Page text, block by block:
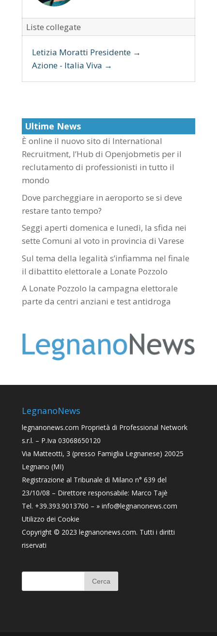
Liste collegate
Letizia Moratti Presidente →
Azione - Italia Viva →
Ultime News
È online il nuovo sito di International
Recruitment, l’Hub di Openjobmetis per il
reclutamento di professionisti in tutto il
mondo
Dove parcheggiare in aeroporto se si deve
restare tanto tempo?
Seggi aperti domenica e lunedì, la sfida nei
sette Comuni al voto in provincia di Varese
Sul tema della legalità s’infiamma nel finale
il dibattito elettorale a Lonate Pozzolo
A Lonate Pozzolo la campagna elettorale
parte da centri anziani e test antidroga
LegnanoNews
legnanonews.com Proprietà di Professional Network
s.r.l. – P.Iva 03068650120
Via Matteotti, 3 (presso Famiglia Legnanese) 20025
Legnano (MI)
Registrazione al Tribunale di Milano n° 639 del
23/10/08 – Direttore responsabile: Marco Tajè
Tel. +39.393.9013760 – » info@legnanonews.com
Utilizzo dei Cookie
Copyright © 2023 legnanonews.com. Tutti i diritti
riservati